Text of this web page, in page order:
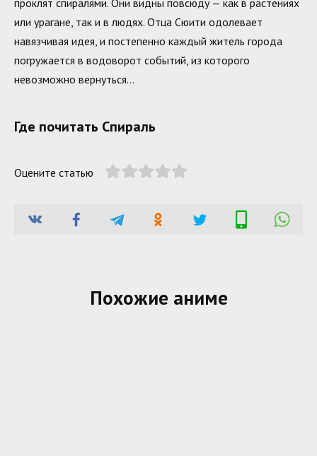
или урагане, так и в людях. Отца Сюити одолевает
навязчивая идея, и постепенно каждый житель города
погружается в водоворот событий, из которого
невозможно вернуться…
Где почитать Спираль
Оцените статью
Похожие аниме